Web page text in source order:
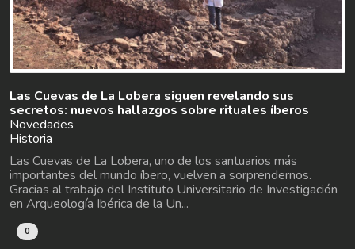
Las Cuevas de La Lobera siguen revelando sus
secretos: nuevos hallazgos sobre rituales íberos
Novedades
Historia
Las Cuevas de La Lobera, uno de los santuarios más
importantes del mundo íbero, vuelven a sorprendernos.
Gracias al trabajo del Instituto Universitario de Investigación
en Arqueología Ibérica de la Un...
0